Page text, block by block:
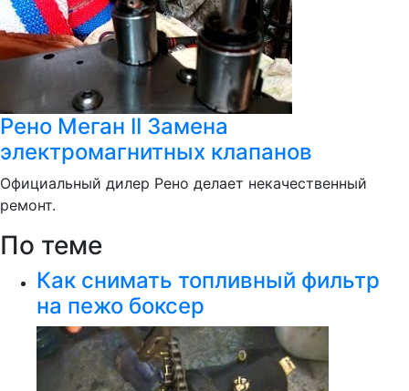
Рено Меган II Замена
электромагнитных клапанов
Официальный дилер Рено делает некачественный
ремонт.
По теме
Как снимать топливный фильтр
на пежо боксер